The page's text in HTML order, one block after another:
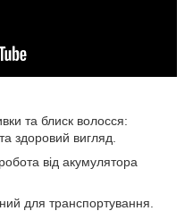
та блиск волосся:
здоровий вигляд.
від акумулятора
для транспортування.